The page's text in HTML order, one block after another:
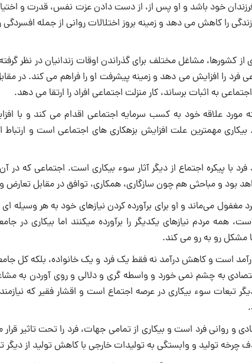
خود باشد و او پس از، از دست دادن عزت نفس، قدرت و
را کاهش می دهد و زمینه بروز اختلالات روانی از جمله
کشورها، مشاغل مختلف برای گذراندن اوقات زندانیان در نظر
فرد را افزایش می دهد و زمینه پیشرفت او را فراهم می کند. در
به اثبات برساند،‌ ‌کار منزلت اجتماعی افراد را ارتقا می دهد.
مورد علاقه خود به کسب سرمایه اجتماعی اقدام می کند و با
مهمترین علت افزایش بزهکاری های اجتماعی است و ارتباط
پیکره اجتماع از دیگر آثار سوء بیکاری است.‌ ‌اجتماعی که در
و مباحثی هم چون سازگاری، همکاری، توافق در مقابل تعارض
مغفول می‌ماند و او برای برآورده کردن نیازهای خود به هر
مردم نیازهای یکدیگر را برآورده میکنند اما بیکاری در
مشکل رو به رو می کند.‌‌‌
است و کاهش درآمد نه فقط یک فرد و یک خانواده، بلکه کل
به چشم نمی خورد و واسطه گری و دلالی و روی آوردن به
تبعات سوء بیکاری در عرصه اجتماع است و اقشار فقیر که
و روانی فرد است و بیکاری از تمامی جهات، فرد را تحت تاثیر
چرخه تولید و وابستگی به تولیدات خارجی با کاهش تولید از دیگر